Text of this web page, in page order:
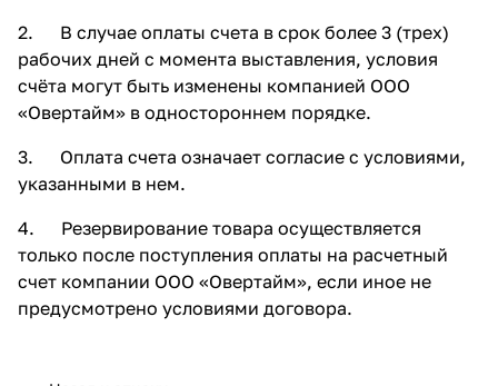
2. В случае оплаты счета в срок более 3 (трех)
рабочих дней с момента выставления, условия
счёта могут быть изменены компанией ООО
«Овертайм» в одностороннем порядке.
3. Оплата счета означает согласие с условиями,
указанными в нем.
4. Резервирование товара осуществляется
только после поступления оплаты на расчетный
счет компании ООО «Овертайм», если иное не
предусмотрено условиями договора.